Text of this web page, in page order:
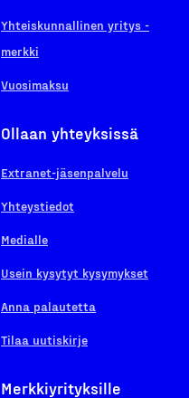
Yhteiskunnallinen yritys -
merkki
Vuosimaksu
Ollaan yhteyksissä
Extranet-jäsenpalvelu
Yhteystiedot
Medialle
Usein kysytyt kysymykset
Anna palautetta
Tilaa uutiskirje
Merkkiyrityksille